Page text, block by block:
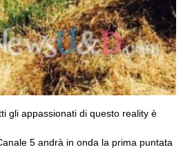
gli appassionati di questo reality è
5 andrà in onda la prima puntata